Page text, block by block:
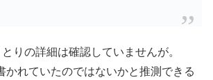
りの詳細は確認していませんが。
かれていたのではないかと推測できる